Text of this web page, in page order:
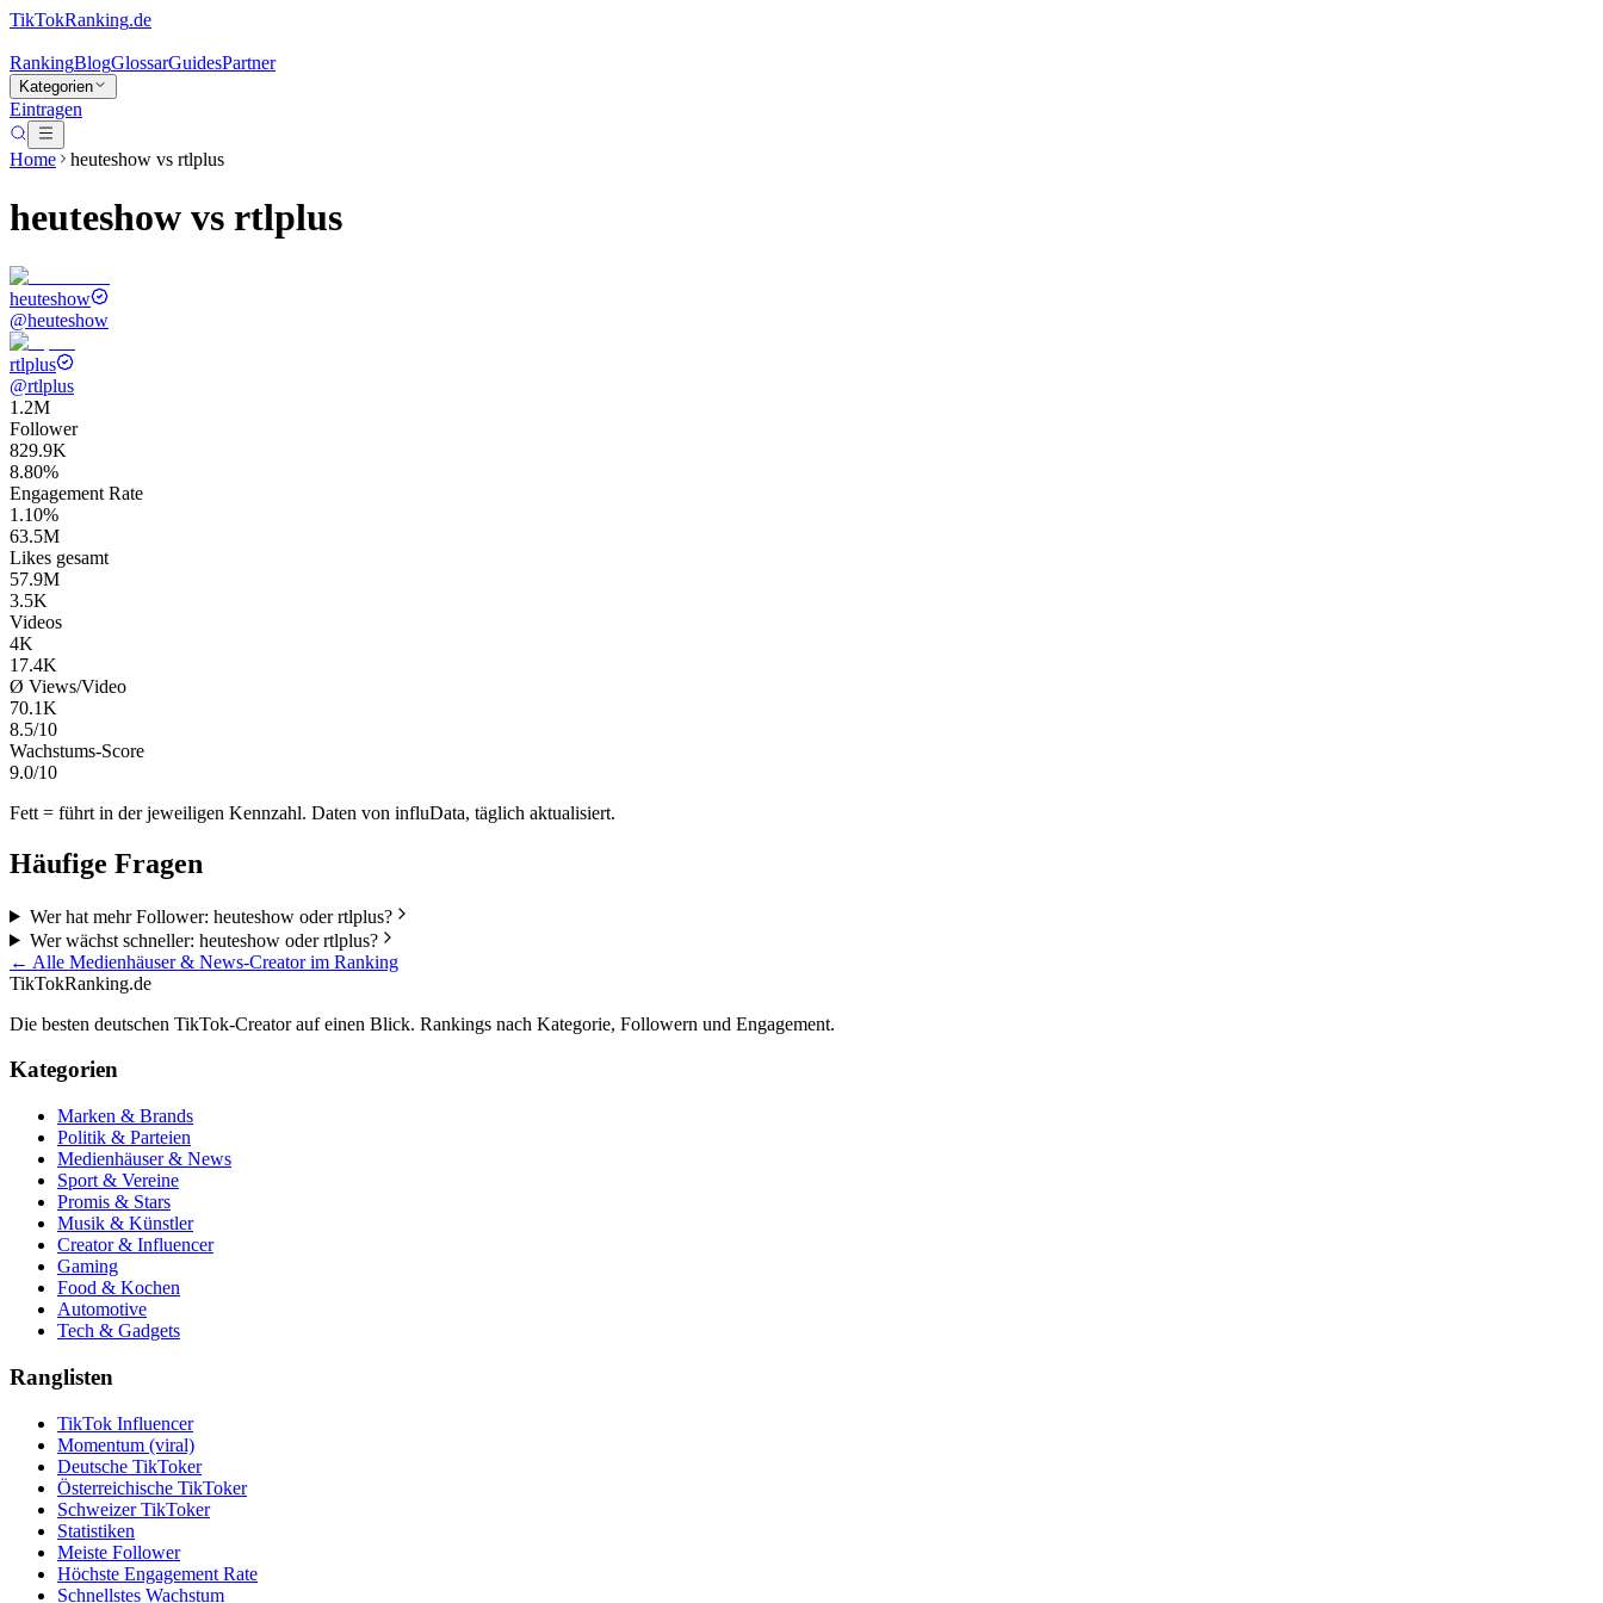
TikTokRanking.de
RankingBlogGlossarGuidesPartner
Kategorien
Eintragen
Home heuteshow vs rtlplus
heuteshow vs rtlplus
heuteshow
@heuteshow
rtlplus
@rtlplus
1.2M
Follower
829.9K
8.80%
Engagement Rate
1.10%
63.5M
Likes gesamt
57.9M
3.5K
Videos
4K
17.4K
Ø Views/Video
70.1K
8.5/10
Wachstums-Score
9.0/10
Fett = führt in der jeweiligen Kennzahl. Daten von influData, täglich aktualisiert.
Häufige Fragen
Wer hat mehr Follower: heuteshow oder rtlplus?
Wer wächst schneller: heuteshow oder rtlplus?
← Alle Medienhäuser & News-Creator im Ranking
TikTokRanking.de
Die besten deutschen TikTok-Creator auf einen Blick. Rankings nach Kategorie, Followern und Engagement.
Kategorien
Marken & Brands
Politik & Parteien
Medienhäuser & News
Sport & Vereine
Promis & Stars
Musik & Künstler
Creator & Influencer
Gaming
Food & Kochen
Automotive
Tech & Gadgets
Ranglisten
TikTok Influencer
Momentum (viral)
Deutsche TikToker
Österreichische TikToker
Schweizer TikToker
Statistiken
Meiste Follower
Höchste Engagement Rate
Schnellstes Wachstum